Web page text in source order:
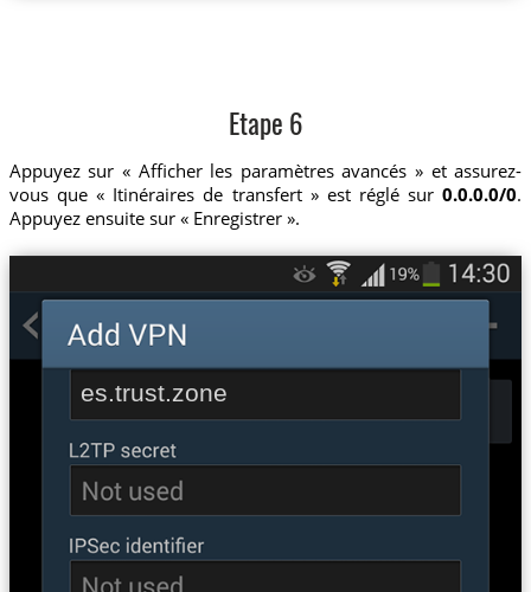
Etape 6
Appuyez sur « Afficher les paramètres avancés » et assurez-
vous que « Itinéraires de transfert » est réglé sur0.0.0.0/0.
Appuyez ensuite sur « Enregistrer ».
es.trust.zone